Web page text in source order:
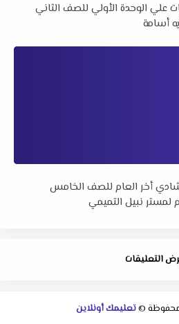
علي الوحدة الأولي للصف الثاني
أسامة
أخر العام للصف الخامس
التعليقات
©تعليمك أونلاين